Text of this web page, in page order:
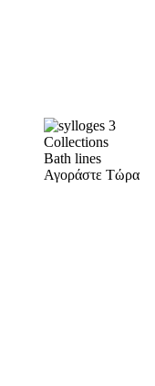
Collections
Bath lines
Αγοράστε Τώρα